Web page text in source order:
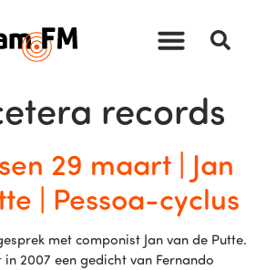
records
29 maart | Jan
| Pessoa-cyclus
met componist Jan van de Putte.
in 2007 een gedicht van Fernando